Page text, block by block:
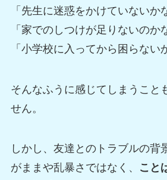
「先生に迷惑をかけていないか
「家でのしつけが足りないのか
「小学校に入ってから困らない
そんなふうに感じてしまうこと
せん。
しかし、友達とのトラブルの背
がままや乱暴さではなく、
こと